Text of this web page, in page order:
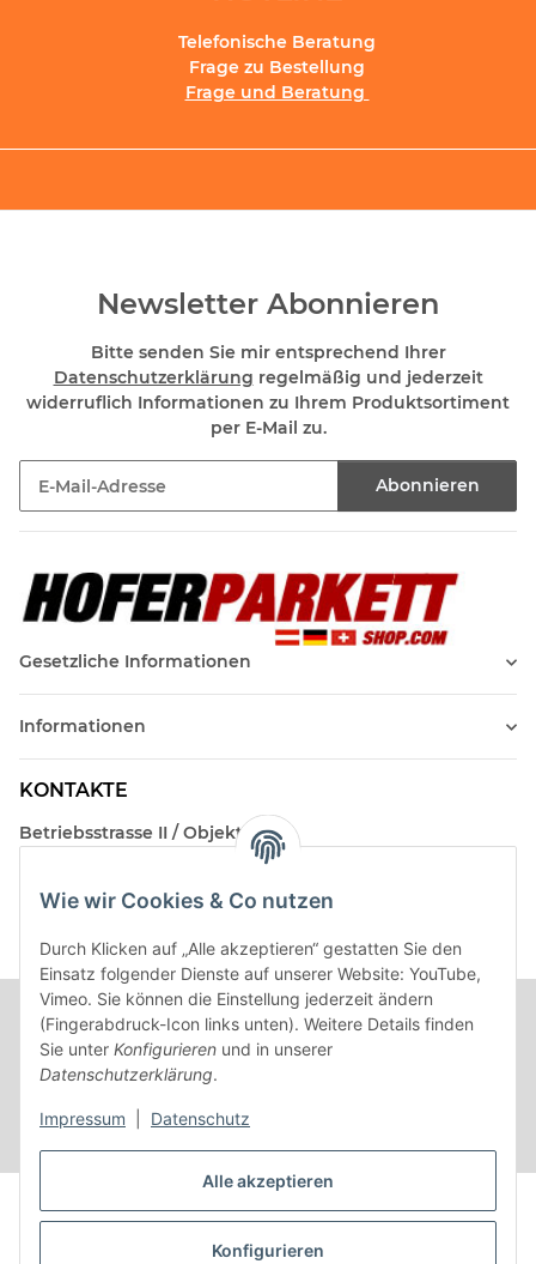
Alle akzeptieren
Konfigurieren
Wie wir Cookies & Co nutzen
Durch Klicken auf „Alle akzeptieren“ gestatten Sie den
Einsatz folgender Dienste auf unserer Website: YouTube,
Vimeo. Sie können die Einstellung jederzeit ändern
(Fingerabdruck-Icon links unten). Weitere Details finden
Sie unter Konfigurieren und in unserer
Datenschutzerklärung.
Impressum Datenschutz
Telefonische Beratung
Frage zu Bestellung
Frage und Beratung
Newsletter Abonnieren
Bitte senden Sie mir entsprechend Ihrer
Datenschutzerklärung regelmäßig und jederzeit
widerruflich Informationen zu Ihrem Produktsortiment
per E-Mail zu.
Abonnieren
Gesetzliche Informationen
Informationen
KONTAKTE
Betriebsstrasse II / Objekt 17
Kontakt
Vertrag widerrufen